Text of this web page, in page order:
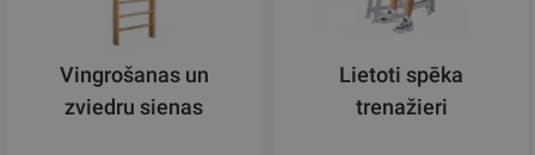
Vingrošanas un
zviedru sienas
Lietoti spēka
trenažieri